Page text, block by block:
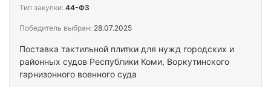
Поставка тактильной плитки для нужд городских и
районных судов Республики Коми, Воркутинского
гарнизонного военного суда
Тип закупки: 44-ФЗ
Победитель выбран: 28.07.2025